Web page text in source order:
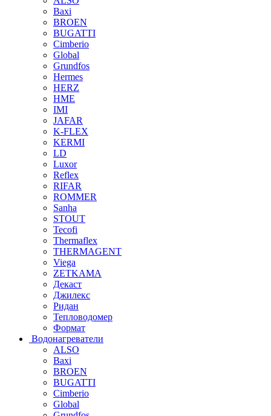
Baxi
BROEN
BUGATTI
Cimberio
Global
Grundfos
Hermes
HERZ
HME
IMI
JAFAR
K-FLEX
KERMI
LD
Luxor
Reflex
RIFAR
ROMMER
Sanha
STOUT
Tecofi
Thermaflex
THERMAGENT
Viega
ZETKAMA
Декаст
Джилекс
Ридан
Тепловодомер
Формат
Водонагреватели
ALSO
Baxi
BROEN
BUGATTI
Cimberio
Global